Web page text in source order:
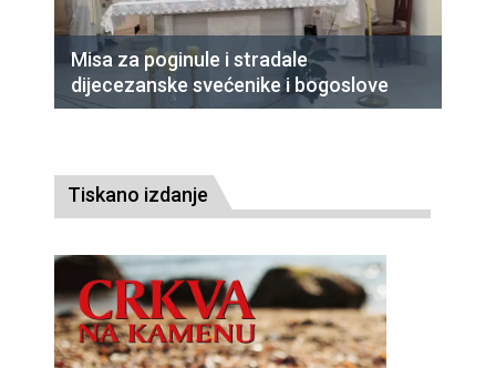
Misa za poginule i stradale
dijecezanske svećenike i bogoslove
Tiskano izdanje